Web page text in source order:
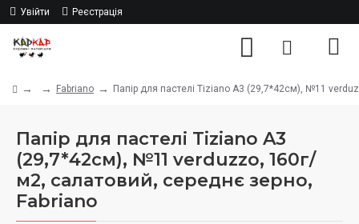
Увійти Реєстрація
Fabriano Папір для пастелі Tiziano A3 (29,7*42см), №11
Папір для пастелі Tiziano A3
(29,7*42см), №11 verduzzo, 160г/
м2, салатовий, середнє зерно,
Fabriano